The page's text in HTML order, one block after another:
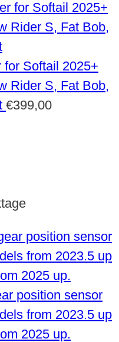
for Softail 2025+
Rider S, Fat Bob,
€399,00
position sensor
from 2023.5 up
2025 up.